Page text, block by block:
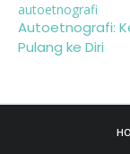
autoetnografi
Autoetnografi:
Pulang ke Diri